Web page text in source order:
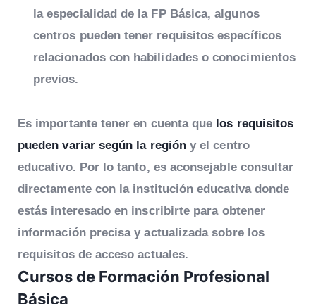
la especialidad de la FP Básica, algunos
centros pueden tener requisitos específicos
relacionados con habilidades o conocimientos
previos.
Es importante tener en cuenta que los requisitos
pueden variar según la regióny el centro
educativo. Por lo tanto, es aconsejable consultar
directamente con la institución educativa donde
estás interesado en inscribirte para obtener
información precisa y actualizada sobre los
requisitos de acceso actuales.
Cursos de Formación Profesional
Básica